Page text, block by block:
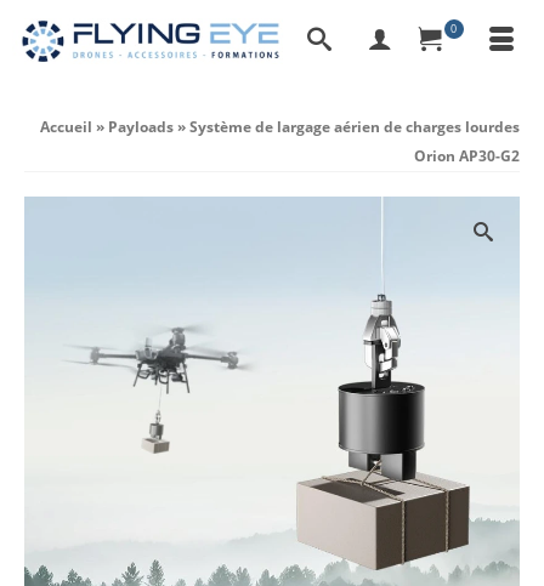
0
Accueil » Payloads»Système de largage aérien de charges lourdes
Orion AP30-G2